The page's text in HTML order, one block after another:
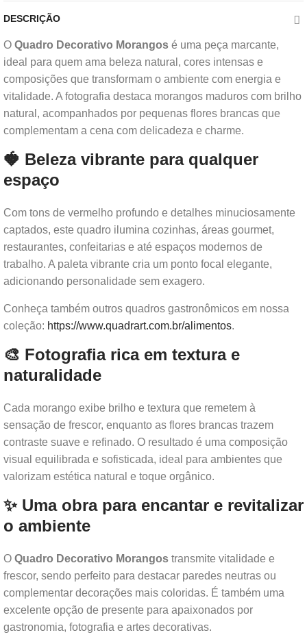
DESCRIÇÃO
O Quadro Decorativo Morangos é uma peça marcante,
ideal para quem ama beleza natural, cores intensas e
composições que transformam o ambiente com energia e
vitalidade. A fotografia destaca morangos maduros com brilho
natural, acompanhados por pequenas flores brancas que
complementam a cena com delicadeza e charme.
🍓 Beleza vibrante para qualquer
espaço
Com tons de vermelho profundo e detalhes minuciosamente
captados, este quadro ilumina cozinhas, áreas gourmet,
restaurantes, confeitarias e até espaços modernos de
trabalho. A paleta vibrante cria um ponto focal elegante,
adicionando personalidade sem exagero.
Conheça também outros quadros gastronômicos em nossa
coleção: https://www.quadrart.com.br/alimentos.
🎨 Fotografia rica em textura e
naturalidade
Cada morango exibe brilho e textura que remetem à
sensação de frescor, enquanto as flores brancas trazem
contraste suave e refinado. O resultado é uma composição
visual equilibrada e sofisticada, ideal para ambientes que
valorizam estética natural e toque orgânico.
✨ Uma obra para encantar e revitalizar
o ambiente
O Quadro Decorativo Morangos transmite vitalidade e
frescor, sendo perfeito para destacar paredes neutras ou
complementar decorações mais coloridas. É também uma
excelente opção de presente para apaixonados por
gastronomia, fotografia e artes decorativas.